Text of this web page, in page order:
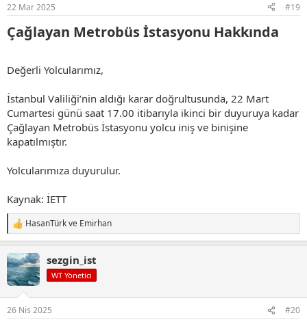
:
22 Mar 2025 #19
Çağlayan Metrobüs İstasyonu Hakkında​
Değerli Yolcularımız,
İstanbul Valiliği’nin aldığı karar doğrultusunda, 22 Mart
Cumartesi günü saat 17.00 itibarıyla ikinci bir duyuruya kadar
Çağlayan Metrobüs İstasyonu yolcu iniş ve binişine
kapatılmıştır.
Yolcularımıza duyurulur.
Kaynak: İETT
T
e
k
i
l
:
HasanTürkve Emirhan
sezgin_ist
WT Yönetici
26 Nis 2025 #20